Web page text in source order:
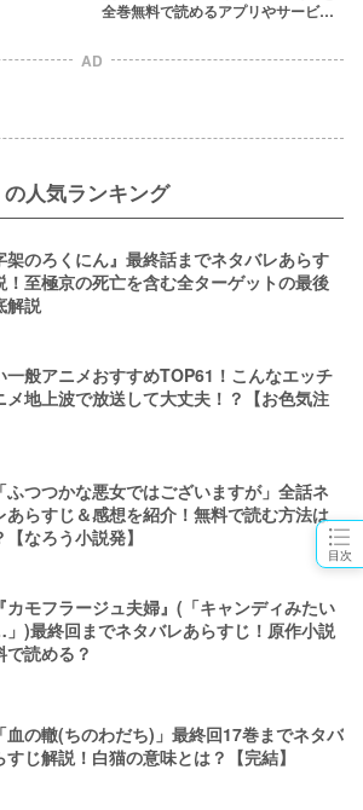
目次
全巻無料で読めるアプリやサービス
AD
の人気ランキング
架のろくにん』最終話までネタバレあらす
！至極京の死亡を含む全ターゲットの最後
解説
一般アニメおすすめTOP61！こんなエッチ
メ地上波で放送して大丈夫！？【お色気注
ふつつかな悪女ではございますが」全話ネ
あらすじ＆感想を紹介！無料で読む方法は
【なろう小説発】
カモフラージュ夫婦』(「キャンディみたい
)最終回までネタバレあらすじ！原作小説
で読める？
血の轍(ちのわだち)」最終回17巻までネタバ
すじ解説！白猫の意味とは？【完結】